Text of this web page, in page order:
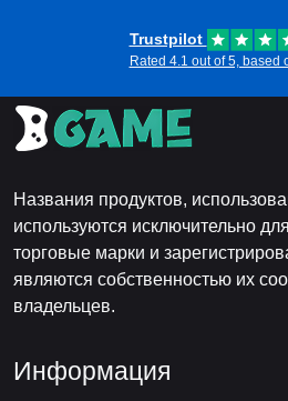
Trustpilot
Rated 4.1 out of 5, based
Названия продуктов,
используются исключительно
торговые марки и
являются собственностью их
владельцев.
Информация